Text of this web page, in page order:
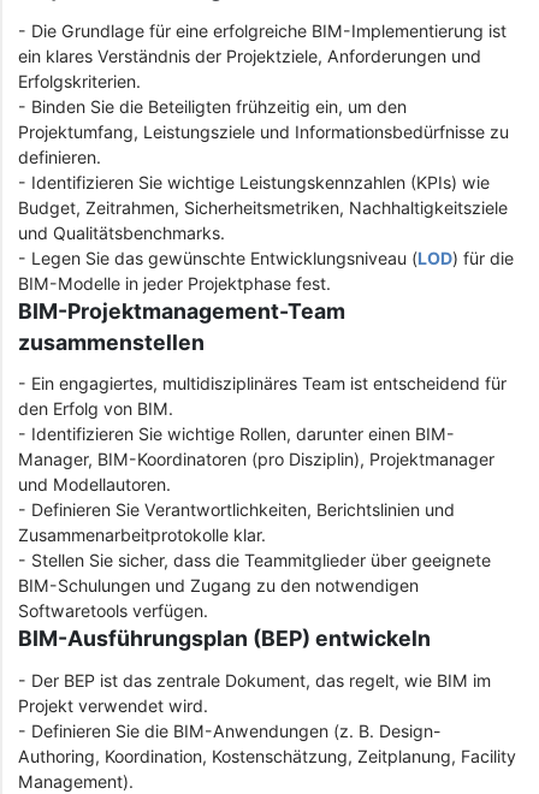
- Die Grundlage für eine erfolgreiche BIM-Implementierung ist
ein klares Verständnis der Projektziele, Anforderungen und
Erfolgskriterien.
- Binden Sie die Beteiligten frühzeitig ein, um den
Projektumfang, Leistungsziele und Informationsbedürfnisse zu
definieren.
- Identifizieren Sie wichtige Leistungskennzahlen (KPIs) wie
Budget, Zeitrahmen, Sicherheitsmetriken, Nachhaltigkeitsziele
und Qualitätsbenchmarks.
- Legen Sie das gewünschte Entwicklungsniveau (LOD) für die
BIM-Modelle in jeder Projektphase fest.
BIM-Projektmanagement-Team
zusammenstellen
- Ein engagiertes, multidisziplinäres Team ist entscheidend für
den Erfolg von BIM.
- Identifizieren Sie wichtige Rollen, darunter einen BIM-
Manager, BIM-Koordinatoren (pro Disziplin), Projektmanager
und Modellautoren.
- Definieren Sie Verantwortlichkeiten, Berichtslinien und
Zusammenarbeitprotokolle klar.
- Stellen Sie sicher, dass die Teammitglieder über geeignete
BIM-Schulungen und Zugang zu den notwendigen
Softwaretools verfügen.
BIM-Ausführungsplan (BEP) entwickeln
- Der BEP ist das zentrale Dokument, das regelt, wie BIM im
Projekt verwendet wird.
- Definieren Sie die BIM-Anwendungen (z. B. Design-
Authoring, Koordination, Kostenschätzung, Zeitplanung, Facility
Management).